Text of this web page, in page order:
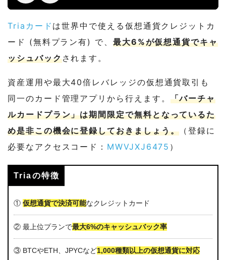
Triaカード は世界中で使える仮想通貨クレジットカ
ード (無料プラン有) で、 最大6%が仮想通貨でキャ
ッシュバックされます。
資産運用や最大40倍レバレッジの仮想通貨取引も
同一のカード管理アプリから行えます。 「バーチャ
ルカードプラン」は期間限定で無料となっているた
め是非この機会に登録しておきましょう。 （登録に
必要なアクセスコード： MWVJXJ6475 ）
Triaの特徴
① 仮想通貨で決済可能なクレジットカード
② 最上位プランで最大6%のキャッシュバック率
③ BTCやETH、JPYCなど1,000種類以上の仮想通貨に対応